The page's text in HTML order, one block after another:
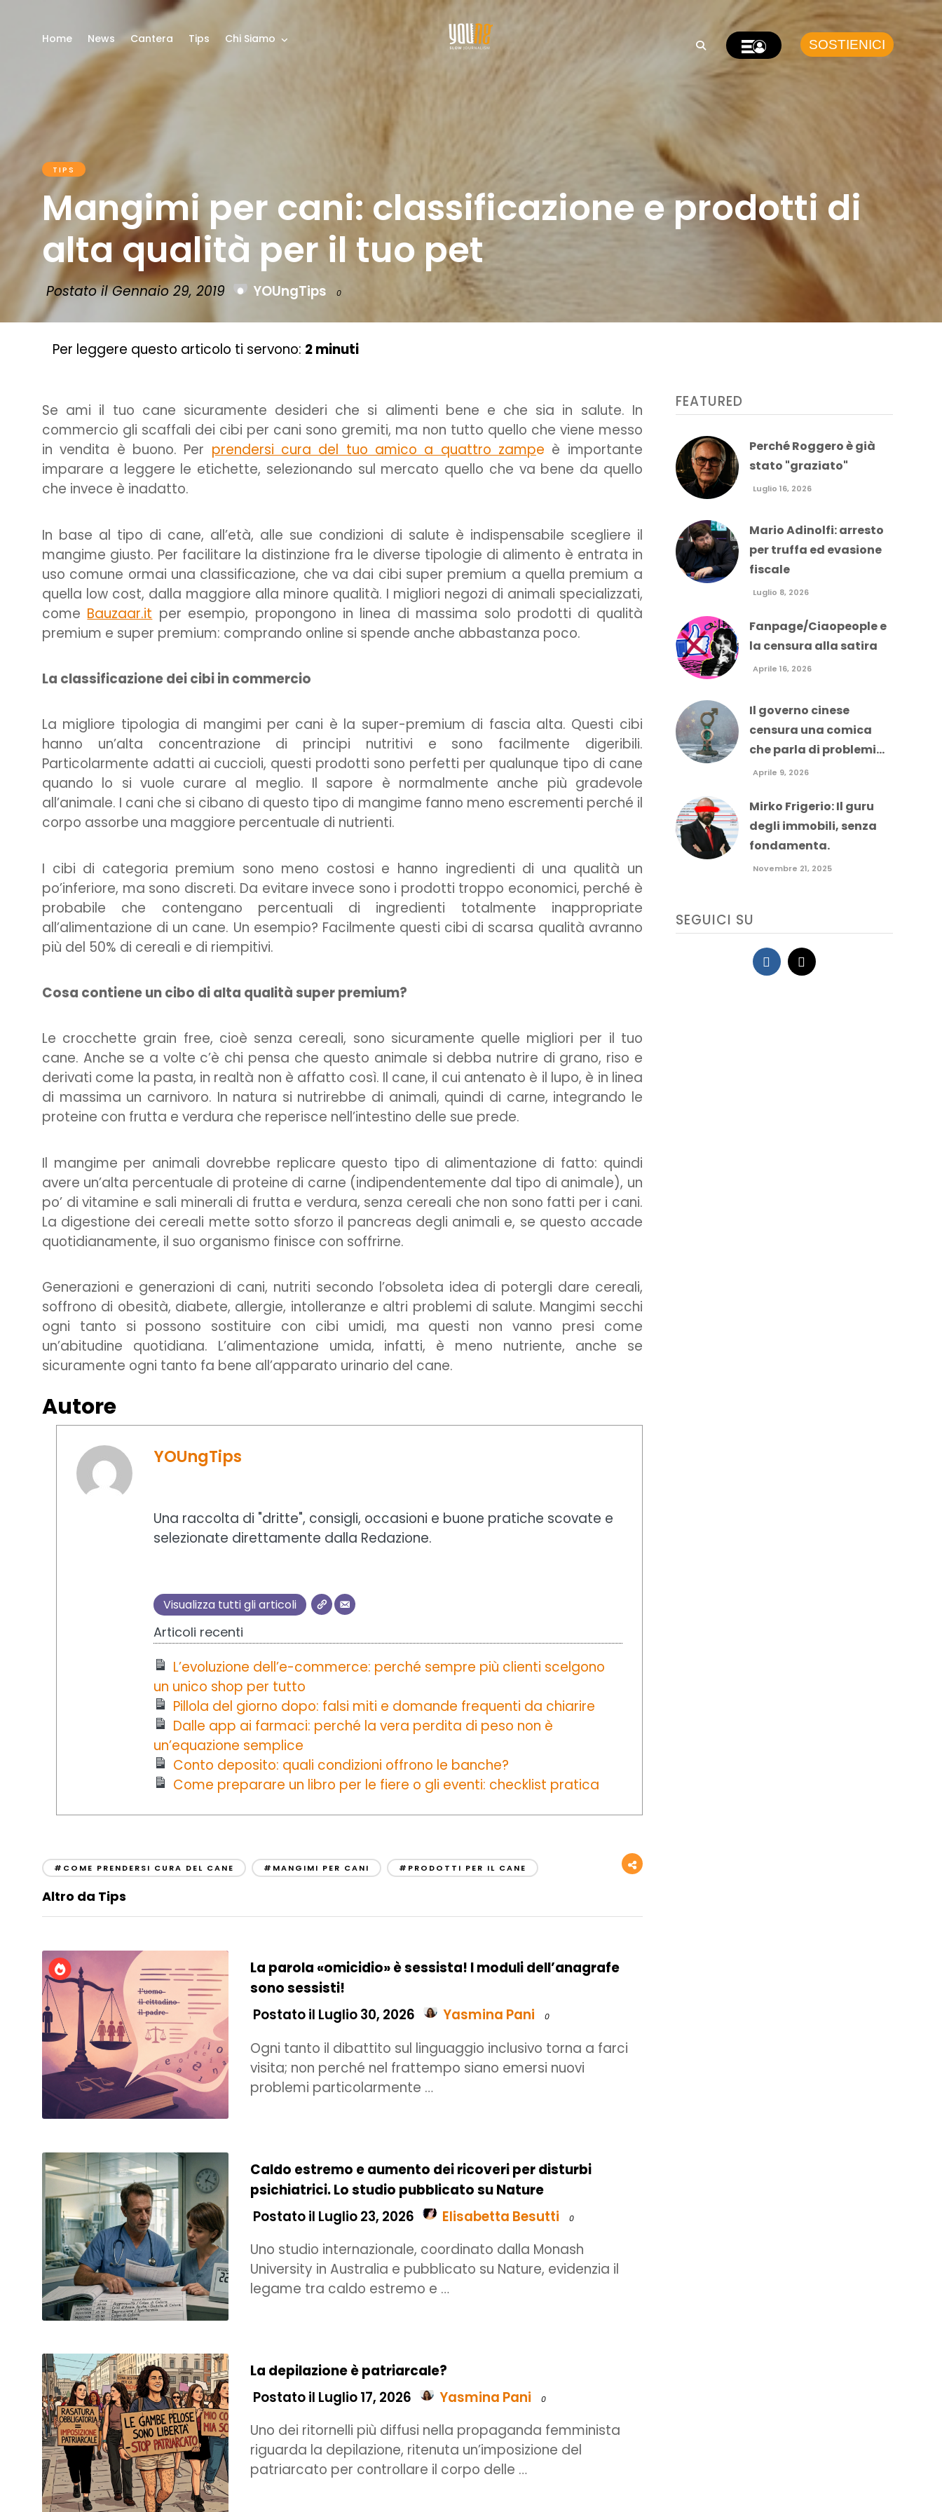
Home News Cantera Tips Chi Siamo SOSTIENICI
TIPS
Mangimi per cani: classificazione e prodotti di
alta qualità per il tuo pet
Postato il Gennaio 29, 2019 YOUngTips 0
Per leggere questo articolo ti servono: 2 minuti
Se ami il tuo cane sicuramente desideri che si alimenti bene e che sia in salute. In
commercio gli scaffali dei cibi per cani sono gremiti, ma non tutto quello che viene messo
in vendita è buono. Per prendersi cura del tuo amico a quattro zampe è importante
imparare a leggere le etichette, selezionando sul mercato quello che va bene da quello
che invece è inadatto.
In base al tipo di cane, all’età, alle sue condizioni di salute è indispensabile scegliere il
mangime giusto. Per facilitare la distinzione fra le diverse tipologie di alimento è entrata in
uso comune ormai una classificazione, che va dai cibi super premium a quella premium a
quella low cost, dalla maggiore alla minore qualità. I migliori negozi di animali specializzati,
come Bauzaar.it per esempio, propongono in linea di massima solo prodotti di qualità
premium e super premium: comprando online si spende anche abbastanza poco.
La classificazione dei cibi in commercio
La migliore tipologia di mangimi per cani è la super-premium di fascia alta. Questi cibi
hanno un’alta concentrazione di principi nutritivi e sono facilmente digeribili.
Particolarmente adatti ai cuccioli, questi prodotti sono perfetti per qualunque tipo di cane
quando lo si vuole curare al meglio. Il sapore è normalmente anche più gradevole
all’animale. I cani che si cibano di questo tipo di mangime fanno meno escrementi perché il
corpo assorbe una maggiore percentuale di nutrienti.
I cibi di categoria premium sono meno costosi e hanno ingredienti di una qualità un
po’inferiore, ma sono discreti. Da evitare invece sono i prodotti troppo economici, perché è
probabile che contengano percentuali di ingredienti totalmente inappropriate
all’alimentazione di un cane. Un esempio? Facilmente questi cibi di scarsa qualità avranno
più del 50% di cereali e di riempitivi.
Cosa contiene un cibo di alta qualità super premium?
Le crocchette grain free, cioè senza cereali, sono sicuramente quelle migliori per il tuo
cane. Anche se a volte c’è chi pensa che questo animale si debba nutrire di grano, riso e
derivati come la pasta, in realtà non è affatto così. Il cane, il cui antenato è il lupo, è in linea
di massima un carnivoro. In natura si nutrirebbe di animali, quindi di carne, integrando le
proteine con frutta e verdura che reperisce nell’intestino delle sue prede.
Il mangime per animali dovrebbe replicare questo tipo di alimentazione di fatto: quindi
avere un’alta percentuale di proteine di carne (indipendentemente dal tipo di animale), un
po’ di vitamine e sali minerali di frutta e verdura, senza cereali che non sono fatti per i cani.
La digestione dei cereali mette sotto sforzo il pancreas degli animali e, se questo accade
quotidianamente, il suo organismo finisce con soffrirne.
Generazioni e generazioni di cani, nutriti secondo l’obsoleta idea di potergli dare cereali,
soffrono di obesità, diabete, allergie, intolleranze e altri problemi di salute. Mangimi secchi
ogni tanto si possono sostituire con cibi umidi, ma questi non vanno presi come
un’abitudine quotidiana. L’alimentazione umida, infatti, è meno nutriente, anche se
sicuramente ogni tanto fa bene all’apparato urinario del cane.
Autore
YOUngTips
Una raccolta di "dritte", consigli, occasioni e buone pratiche scovate e
selezionate direttamente dalla Redazione.
Visualizza tutti gli articoli
Articoli recenti
L’evoluzione dell’e-commerce: perché sempre più clienti scelgono
un unico shop per tutto
Pillola del giorno dopo: falsi miti e domande frequenti da chiarire
Dalle app ai farmaci: perché la vera perdita di peso non è
un’equazione semplice
Conto deposito: quali condizioni offrono le banche?
Come preparare un libro per le fiere o gli eventi: checklist pratica
#COME PRENDERSI CURA DEL CANE #MANGIMI PER CANI #PRODOTTI PER IL CANE
Altro da Tips
La parola «omicidio» è sessista! I moduli dell’anagrafe
sono sessisti!
Postato il Luglio 30, 2026
Yasmina Pani 0
Ogni tanto il dibattito sul linguaggio inclusivo torna a farci
visita; non perché nel frattempo siano emersi nuovi
problemi particolarmente …
Caldo estremo e aumento dei ricoveri per disturbi
psichiatrici. Lo studio pubblicato su Nature
Postato il Luglio 23, 2026
Elisabetta Besutti 0
Uno studio internazionale, coordinato dalla Monash
University in Australia e pubblicato su Nature, evidenzia il
legame tra caldo estremo e …
La depilazione è patriarcale?
Postato il Luglio 17, 2026
Yasmina Pani 0
Uno dei ritornelli più diffusi nella propaganda femminista
riguarda la depilazione, ritenuta un’imposizione del
patriarcato per controllare il corpo delle …
FEATURED
Perché Roggero è già
stato "graziato"
Luglio 16, 2026
Mario Adinolfi: arresto
per truffa ed evasione
fiscale
Luglio 8, 2026
Fanpage/Ciaopeople e
la censura alla satira
Aprile 16, 2026
Il governo cinese
censura una comica
che parla di problemi...
Aprile 9, 2026
Mirko Frigerio: Il guru
degli immobili, senza
fondamenta.
Novembre 21, 2025
SEGUICI SU